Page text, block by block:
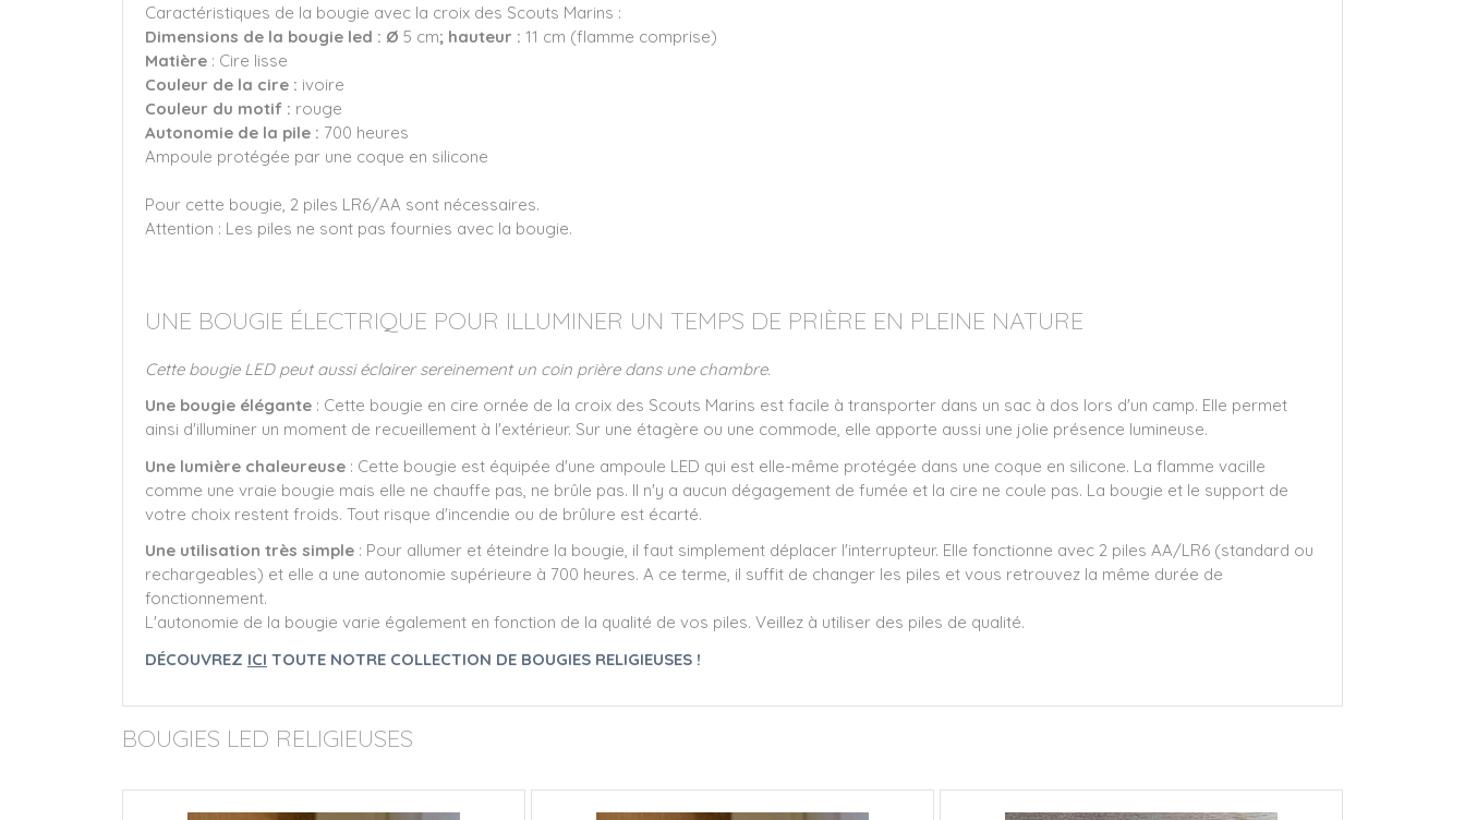
Caractéristiques de la bougie avec la croix des Scouts Marins :
Dimensions de la bougie led : Ø 5 cm; hauteur : 11 cm (flamme comprise)
Matière : Cire lisse
Couleur de la cire : ivoire
Couleur du motif : rouge
Autonomie de la pile : 700 heures
Ampoule protégée par une coque en silicone
Pour cette bougie, 2 piles LR6/AA sont nécessaires.
Attention : Les piles ne sont pas fournies avec la bougie.
UNE BOUGIE ÉLECTRIQUE POUR ILLUMINER UN TEMPS DE PRIÈRE EN PLEINE NATURE
Cette bougie LED peut aussi éclairer sereinement un coin prière dans une chambre.
Une bougie élégante : Cette bougie en cire ornée de la croix des Scouts Marins est facile à transporter dans un sac à dos lors d'un camp. Elle permet
ainsi d'illuminer un moment de recueillement à l'extérieur. Sur une étagère ou une commode, elle apporte aussi une jolie présence lumineuse.
Une lumière chaleureuse : Cette bougie est équipée d'une ampoule LED qui est elle-même protégée dans une coque en silicone. La flamme vacille
comme une vraie bougie mais elle ne chauffe pas, ne brûle pas. Il n'y a aucun dégagement de fumée et la cire ne coule pas. La bougie et le support de
votre choix restent froids. Tout risque d'incendie ou de brûlure est écarté.
Une utilisation très simple : Pour allumer et éteindre la bougie, il faut simplement déplacer l'interrupteur. Elle fonctionne avec 2 piles AA/LR6 (standard ou
rechargeables) et elle a une autonomie supérieure à 700 heures. A ce terme, il suffit de changer les piles et vous retrouvez la même durée de
fonctionnement.
L'autonomie de la bougie varie également en fonction de la qualité de vos piles. Veillez à utiliser des piles de qualité.
DÉCOUVREZ ICI TOUTE NOTRE COLLECTION DE BOUGIES RELIGIEUSES !
BOUGIES LED RELIGIEUSES